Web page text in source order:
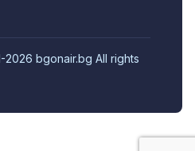
2026 bgonair.bg All rights